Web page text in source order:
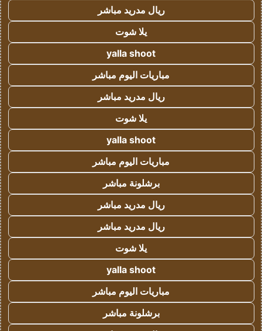
ريال مدريد مباشر
يلا شوت
yalla shoot
مباريات اليوم مباشر
ريال مدريد مباشر
يلا شوت
yalla shoot
مباريات اليوم مباشر
برشلونة مباشر
ريال مدريد مباشر
ريال مدريد مباشر
يلا شوت
yalla shoot
مباريات اليوم مباشر
برشلونة مباشر